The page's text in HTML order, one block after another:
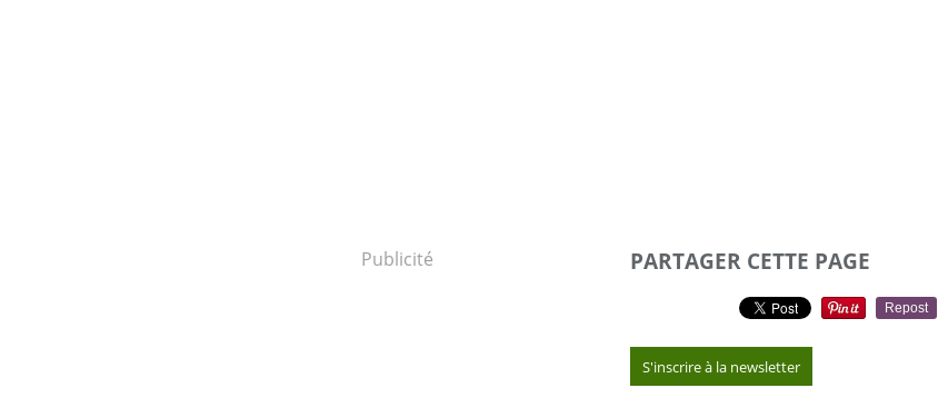
PARTAGER CETTE PAGE
Repost
S'inscrire à la newsletter
Publicité